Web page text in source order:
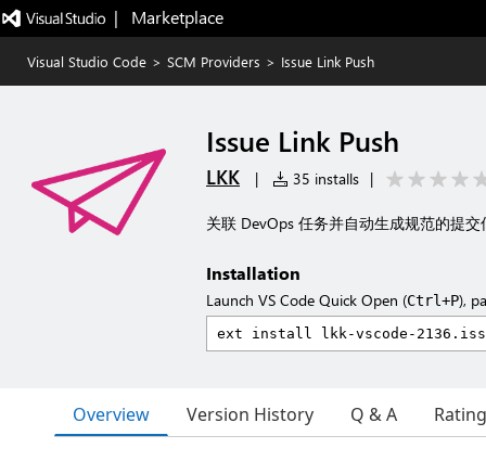
|   Marketplace
Visual Studio Code > SCM Providers > Issue Link Push
Issue Link Push
LKK | 35 installs |
关联 DevOps 任务并自动生成规范的提
Installation
Launch VS Code Quick Open (Ctrl+P),
Overview Version History Q & A